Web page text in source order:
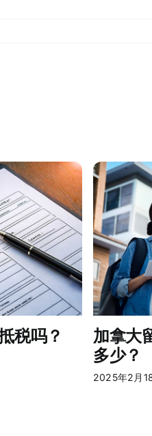
税吗？
加拿大
多少？
2025年2月